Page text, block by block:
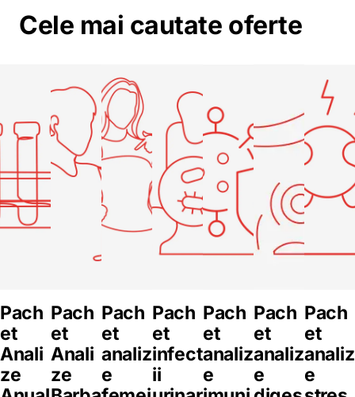
Cele mai cautate oferte
Pach
et
Anali
ze
Pach
et
Anali
ze
Pach
et
analiz
e
Pach
et
infect
ii
Pach
et
analiz
e
Pach
et
analiz
e
Pach
et
analiz
e